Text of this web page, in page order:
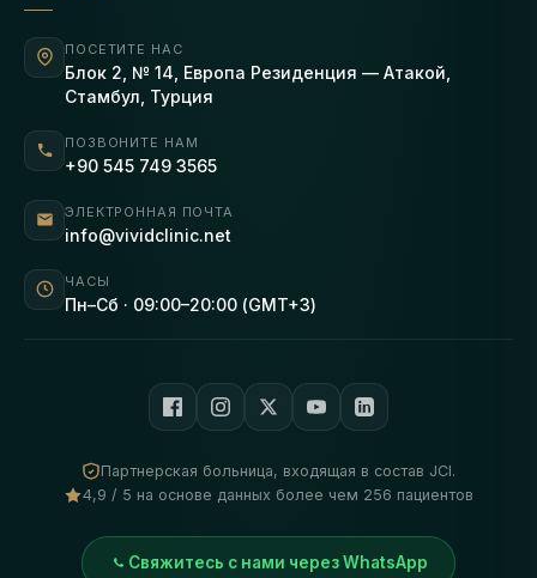
ПОСЕТИТЕ НАС
Блок 2, № 14, Европа Резиденция — Атакой,
Стамбул, Турция
ПОЗВОНИТЕ НАМ
+90 545 749 3565
ЭЛЕКТРОННАЯ ПОЧТА
info@vividclinic.net
ЧАСЫ
Пн–Сб · 09:00–20:00 (GMT+3)
Партнерская больница, входящая в состав JCI.
4,9 / 5 на основе данных более чем 256 пациентов
Свяжитесь с нами через WhatsApp